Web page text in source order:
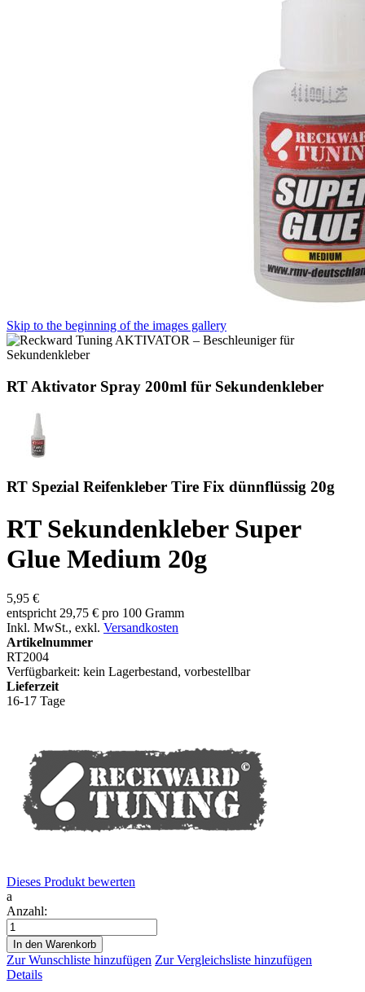
Skip to the beginning of the images gallery
RT Aktivator Spray 200ml für Sekundenkleber
RT Spezial Reifenkleber Tire Fix dünnflüssig 20g
RT Sekundenkleber Super
Glue Medium 20g
5,95 €
entspricht 29,75 € pro 100 Gramm
Inkl. MwSt., exkl. Versandkosten
Artikelnummer
RT2004
Verfügbarkeit: kein Lagerbestand, vorbestellbar
Lieferzeit
16-17 Tage
Dieses Produkt bewerten
a
Anzahl:
In den Warenkorb
Zur Wunschliste hinzufügen Zur Vergleichsliste hinzufügen
Details